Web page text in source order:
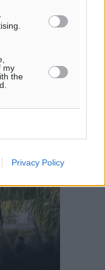
my
the
Privacy Policy